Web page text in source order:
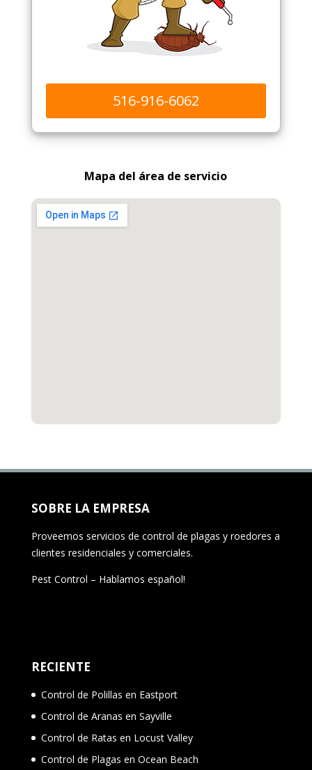
516-916-6062
Mapa del área de servicio
SOBRE LA EMPRESA
Proveemos servicios de control de plagas y roedores a
clientes residenciales y comerciales.
Pest Control – Hablamos español!
RECIENTE
Control de Polillas en Eastport
Control de Aranas en Sayville
Control de Ratas en Locust Valley
Control de Plagas en Ocean Beach